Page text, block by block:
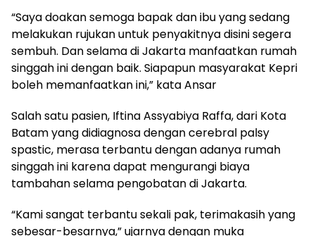
“Saya doakan semoga bapak dan ibu yang sedang
melakukan rujukan untuk penyakitnya disini segera
sembuh. Dan selama di Jakarta manfaatkan rumah
singgah ini dengan baik. Siapapun masyarakat Kepri
boleh memanfaatkan ini,” kata Ansar
Salah satu pasien, Iftina Assyabiya Raffa, dari Kota
Batam yang didiagnosa dengan cerebral palsy
spastic, merasa terbantu dengan adanya rumah
singgah ini karena dapat mengurangi biaya
tambahan selama pengobatan di Jakarta.
“Kami sangat terbantu sekali pak, terimakasih yang
sebesar-besarnya,” ujarnya dengan muka